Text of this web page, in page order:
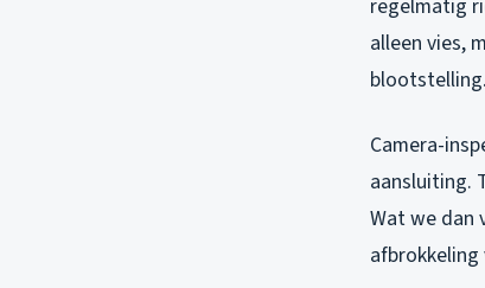
regelmatig
alleen vies,
blootstelling.
Camera-
aansluiting.
Wat we dan
afbrokkeling